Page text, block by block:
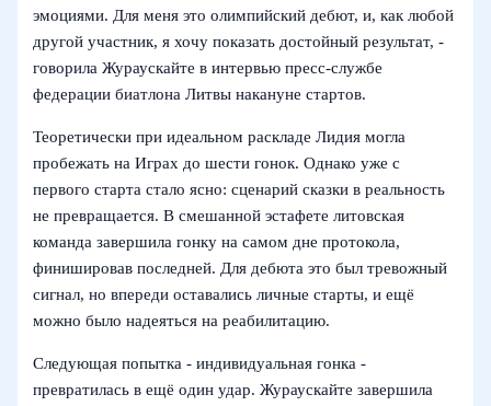
эмоциями. Для меня это олимпийский дебют, и, как любой
другой участник, я хочу показать достойный результат, -
говорила Жураускайте в интервью пресс-службе
федерации биатлона Литвы накануне стартов.
Теоретически при идеальном раскладе Лидия могла
пробежать на Играх до шести гонок. Однако уже с
первого старта стало ясно: сценарий сказки в реальность
не превращается. В смешанной эстафете литовская
команда завершила гонку на самом дне протокола,
финишировав последней. Для дебюта это был тревожный
сигнал, но впереди оставались личные старты, и ещё
можно было надеяться на реабилитацию.
Следующая попытка - индивидуальная гонка -
превратилась в ещё один удар. Жураускайте завершила